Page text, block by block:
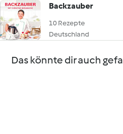
Backzauber
10 Rezepte
Deutschland
Das könnte dir auch